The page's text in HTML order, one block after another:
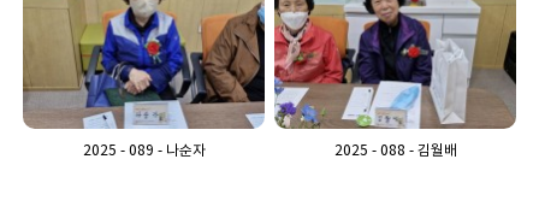
2025 - 089 - 나순자 2025 - 088 - 김월배